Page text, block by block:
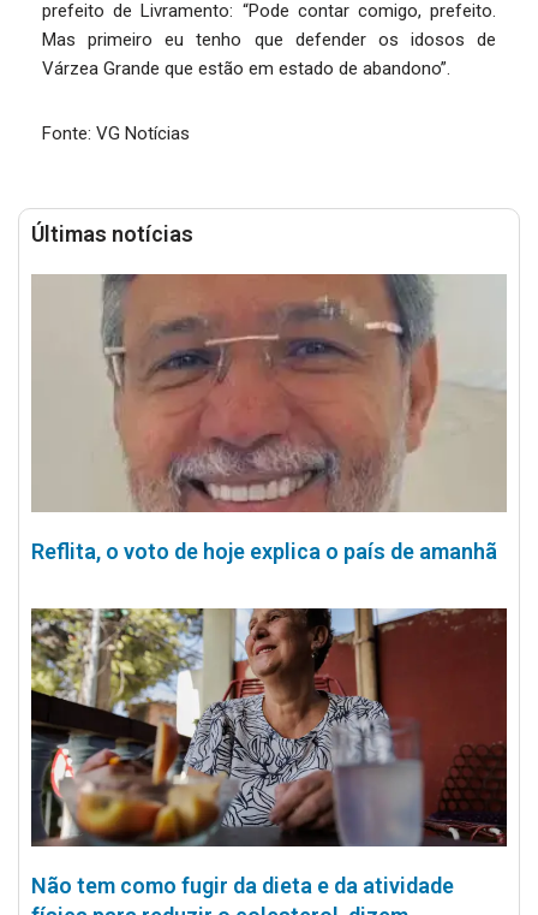
prefeito de Livramento: “Pode contar comigo, prefeito.
Mas primeiro eu tenho que defender os idosos de
Várzea Grande que estão em estado de abandono”.
Fonte: VG Notícias
Últimas notícias
Reflita, o voto de hoje explica o país de amanhã
Não tem como fugir da dieta e da atividade